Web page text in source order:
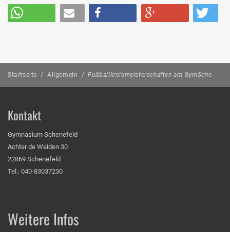
Startseite / Allgemein /Fußballkreismeisterschaften am GymSche
Kontakt
Gymnasium Schenefeld
Achter de Weiden 30
22869 Schenefeld
Tel.: 040-83037230
Weitere Infos